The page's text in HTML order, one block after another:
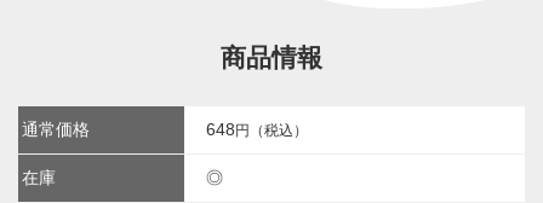
商品情報
通常価格 648円（税込）
在庫 ◎